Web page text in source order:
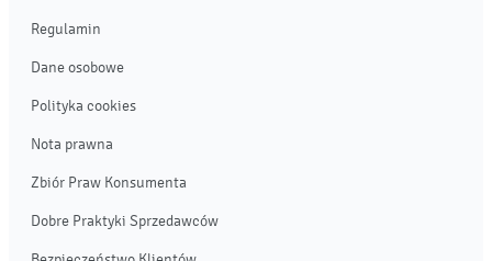
Regulamin
Dane osobowe
Polityka cookies
Nota prawna
Zbiór Praw Konsumenta
Dobre Praktyki Sprzedawców